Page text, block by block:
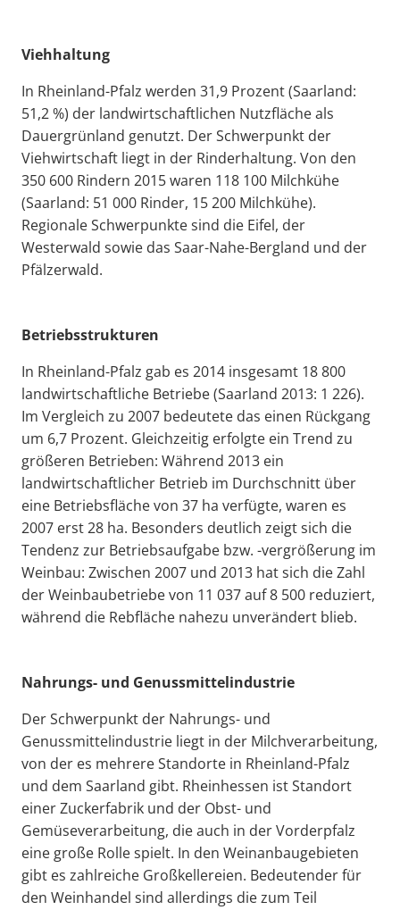
Viehhaltung
In Rheinland-Pfalz werden 31,9 Prozent (Saarland:
51,2 %) der landwirtschaftlichen Nutzfläche als
Dauergrünland genutzt. Der Schwerpunkt der
Viehwirtschaft liegt in der Rinderhaltung. Von den
350 600 Rindern 2015 waren 118 100 Milchkühe
(Saarland: 51 000 Rinder, 15 200 Milchkühe).
Regionale Schwerpunkte sind die Eifel, der
Westerwald sowie das Saar-Nahe-Bergland und der
Pfälzerwald.
Betriebsstrukturen
In Rheinland-Pfalz gab es 2014 insgesamt 18 800
landwirtschaftliche Betriebe (Saarland 2013: 1 226).
Im Vergleich zu 2007 bedeutete das einen Rückgang
um 6,7 Prozent. Gleichzeitig erfolgte ein Trend zu
größeren Betrieben: Während 2013 ein
landwirtschaftlicher Betrieb im Durchschnitt über
eine Betriebsfläche von 37 ha verfügte, waren es
2007 erst 28 ha. Besonders deutlich zeigt sich die
Tendenz zur Betriebsaufgabe bzw. -vergrößerung im
Weinbau: Zwischen 2007 und 2013 hat sich die Zahl
der Weinbaubetriebe von 11 037 auf 8 500 reduziert,
während die Rebfläche nahezu unverändert blieb.
Nahrungs- und Genussmittelindustrie
Der Schwerpunkt der Nahrungs- und
Genussmittelindustrie liegt in der Milchverarbeitung,
von der es mehrere Standorte in Rheinland-Pfalz
und dem Saarland gibt. Rheinhessen ist Standort
einer Zuckerfabrik und der Obst- und
Gemüseverarbeitung, die auch in der Vorderpfalz
eine große Rolle spielt. In den Weinanbaugebieten
gibt es zahlreiche Großkellereien. Bedeutender für
den Weinhandel sind allerdings die zum Teil